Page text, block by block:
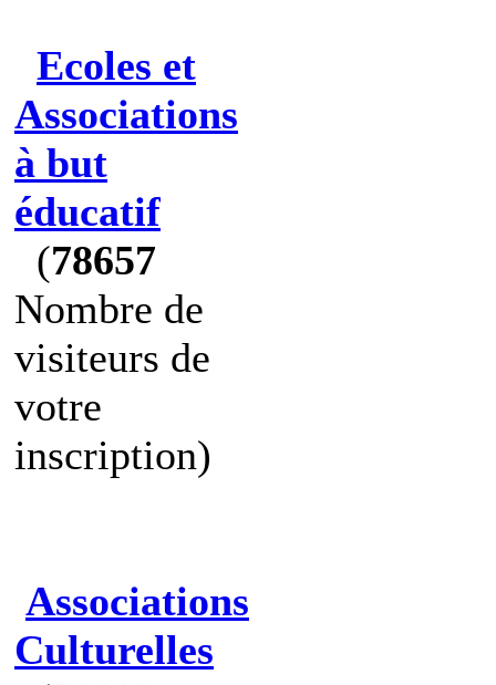
Ecoles et
Associations
à but
éducatif
(78657
Nombre de
visiteurs de
votre
inscription)
Associations
Culturelles